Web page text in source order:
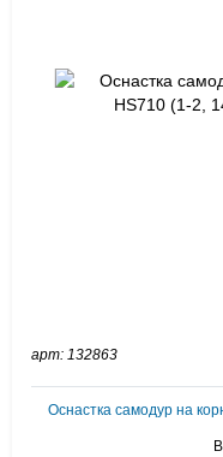
арт: 132863
Оснастка самодур на